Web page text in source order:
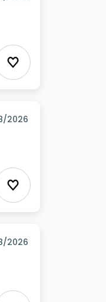
Ajouter aux
2026
Ajouter aux
2026